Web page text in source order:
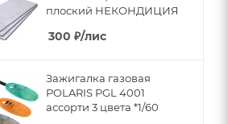
плоский НЕКОНДИЦИЯ
300 ₽/лис
Зажигалка газовая
POLARIS PGL 4001
ассорти 3 цвета *1/60